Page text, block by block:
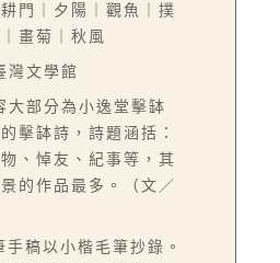
門｜夕陽｜觀魚｜撲
畫菊｜秋風
灣文學館
大部分為小逸堂擊缽
擊缽詩，詩題涵括：
、悼友、紀事等，其
的作品最多。（文／
手稿以小楷毛筆抄錄。